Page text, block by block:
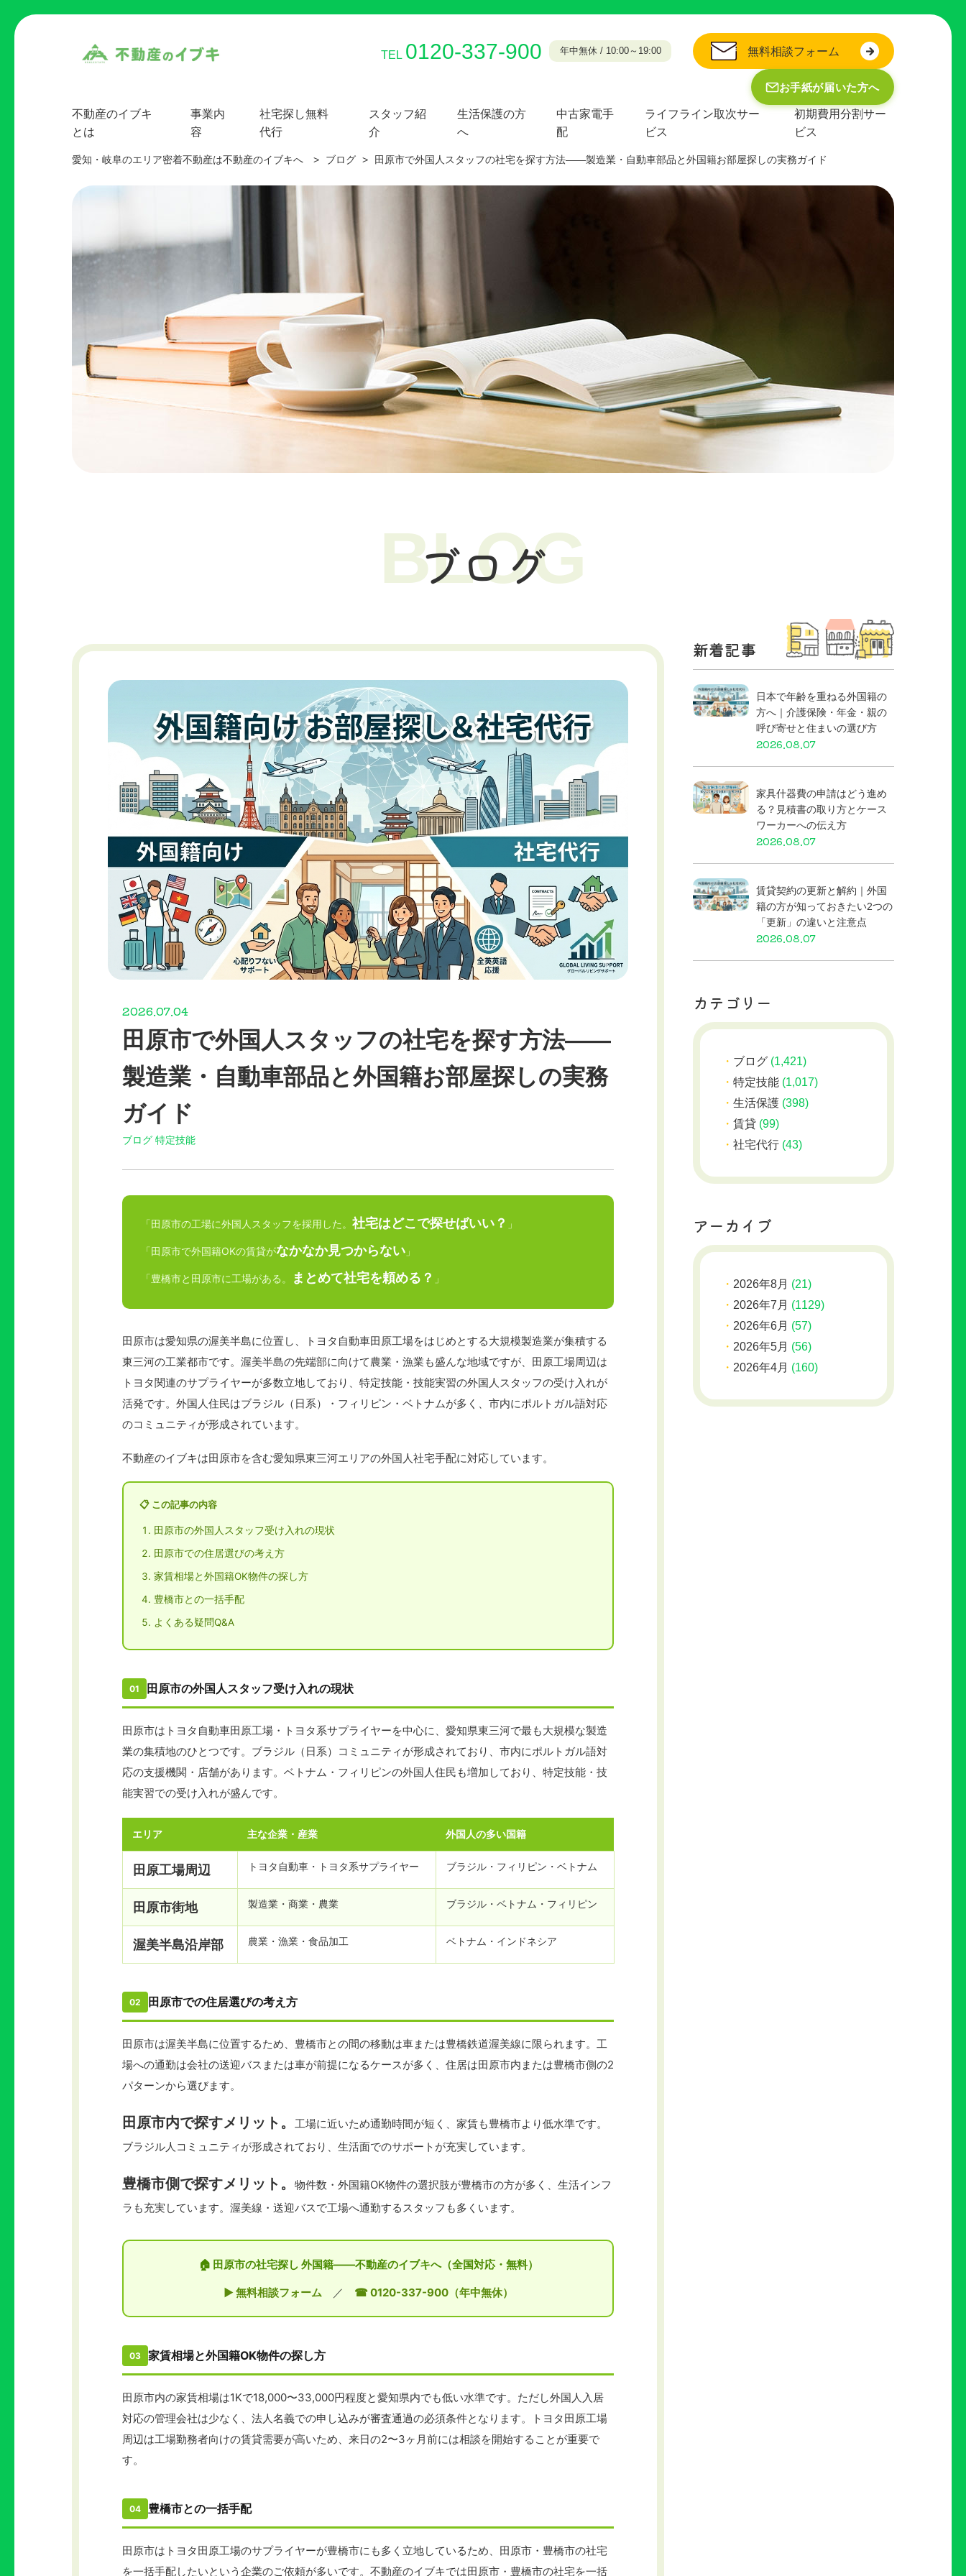
TEL 0120-337-900 年中無休 / 10:00～19:00 無料相談フォーム
お手紙が届いた方へ
不動産のイブキ
とは
事業内
容
社宅探し無料
代行
スタッフ紹
介
生活保護の方
へ
中古家電手
配
ライフライン取次サー
ビス
初期費用分割サー
ビス
愛知・岐阜のエリア密着不動産は不動産のイブキへ > ブログ > 田原市で外国人スタッフの社宅を探す方法——製造業・自動車部品と外国籍お部屋探しの実務ガイド
ブログ
BLOG
2026.07.04
田原市で外国人スタッフの社宅を探す方法——
製造業・自動車部品と外国籍お部屋探しの実務
ガイド
ブログ 特定技能
「田原市の工場に外国人スタッフを採用した。 社宅はどこで探せばいい？ 」
「田原市で外国籍OKの賃貸がなかなか見つからない 」
「豊橋市と田原市に工場がある。 まとめて社宅を頼める？ 」
田原市は愛知県の渥美半島に位置し、トヨタ自動車田原工場をはじめとする大規模製造業が集積する
東三河の工業都市です。渥美半島の先端部に向けて農業・漁業も盛んな地域ですが、田原工場周辺は
トヨタ関連のサプライヤーが多数立地しており、特定技能・技能実習の外国人スタッフの受け入れが
活発です。外国人住民はブラジル（日系）・フィリピン・ベトナムが多く、市内にポルトガル語対応
のコミュニティが形成されています。
不動産のイブキは田原市を含む愛知県東三河エリアの外国人社宅手配に対応しています。
📋 この記事の内容
田原市の外国人スタッフ受け入れの現状
田原市での住居選びの考え方
家賃相場と外国籍OK物件の探し方
豊橋市との一括手配
よくある疑問Q&A
01 田原市の外国人スタッフ受け入れの現状
田原市はトヨタ自動車田原工場・トヨタ系サプライヤーを中心に、愛知県東三河で最も大規模な製造
業の集積地のひとつです。ブラジル（日系）コミュニティが形成されており、市内にポルトガル語対
応の支援機関・店舗があります。ベトナム・フィリピンの外国人住民も増加しており、特定技能・技
能実習での受け入れが盛んです。
エリア 主な企業・産業 外国人の多い国籍
田原工場周辺 トヨタ自動車・トヨタ系サプライヤー ブラジル・フィリピン・ベトナム
田原市街地 製造業・商業・農業 ブラジル・ベトナム・フィリピン
渥美半島沿岸部 農業・漁業・食品加工 ベトナム・インドネシア
02 田原市での住居選びの考え方
田原市は渥美半島に位置するため、豊橋市との間の移動は車または豊橋鉄道渥美線に限られます。工
場への通勤は会社の送迎バスまたは車が前提になるケースが多く、住居は田原市内または豊橋市側の2
パターンから選びます。
田原市内で探すメリット。
工場に近いため通勤時間が短く、家賃も豊橋市より低水準です。
ブラジル人コミュニティが形成されており、生活面でのサポートが充実しています。
豊橋市側で探すメリット。
物件数・外国籍OK物件の選択肢が豊橋市の方が多く、生活インフ
ラも充実しています。渥美線・送迎バスで工場へ通勤するスタッフも多くいます。
🏠 田原市の社宅探し 外国籍——不動産のイブキへ（全国対応・無料）
▶ 無料相談フォーム／ ☎ 0120-337-900（年中無休）
03 家賃相場と外国籍OK物件の探し方
田原市内の家賃相場は1Kで18,000〜33,000円程度と愛知県内でも低い水準です。ただし外国人入居
対応の管理会社は少なく、法人名義での申し込みが審査通過の必須条件となります。トヨタ田原工場
周辺は工場勤務者向けの賃貸需要が高いため、来日の2〜3ヶ月前には相談を開始することが重要で
す。
04 豊橋市との一括手配
田原市はトヨタ田原工場のサプライヤーが豊橋市にも多く立地しているため、田原市・豊橋市の社宅
を一括手配したいという企業のご依頼が多いです。不動産のイブキでは田原市・豊橋市の社宅を一括
新着記事
日本で年齢を重ねる外国籍の
方へ｜介護保険・年金・親の
呼び寄せと住まいの選び方
2026.08.07
家具什器費の申請はどう進め
る？見積書の取り方とケース
ワーカーへの伝え方
2026.08.07
賃貸契約の更新と解約｜外国
籍の方が知っておきたい2つの
「更新」の違いと注意点
2026.08.07
カテゴリー
ブログ (1,421)
特定技能 (1,017)
生活保護 (398)
賃貸 (99)
社宅代行 (43)
アーカイブ
2026年8月 (21)
2026年7月 (1129)
2026年6月 (57)
2026年5月 (56)
2026年4月 (160)